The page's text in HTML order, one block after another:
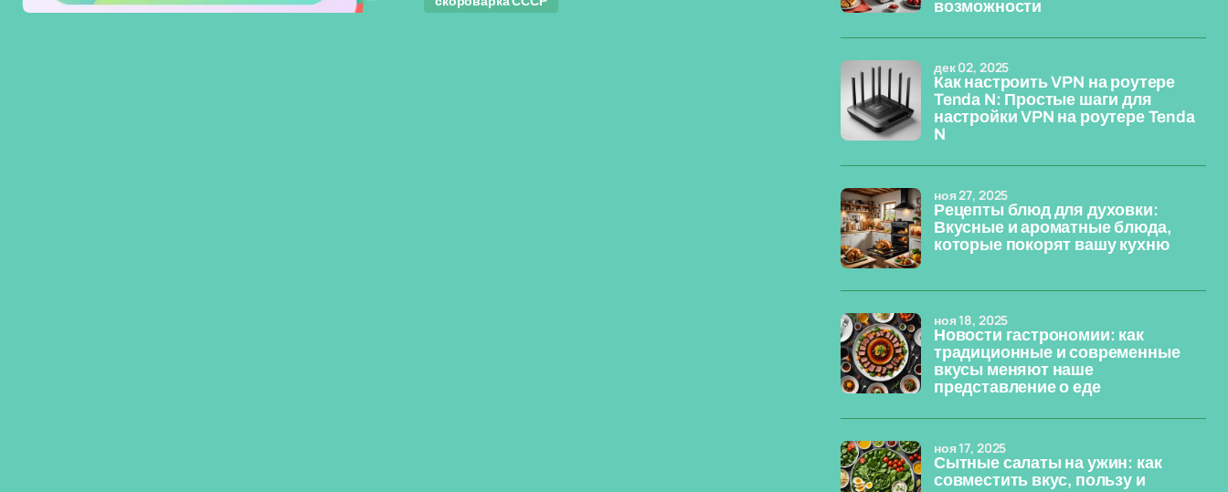
возможности
Как настроить VPN на роутере
Tenda N: Простые шаги для
настройки VPN на роутере Tenda
N
дек 02, 2025
Рецепты блюд для духовки:
Вкусные и ароматные блюда,
которые покорят вашу кухню
ноя 27, 2025
Новости гастрономии: как
традиционные и современные
вкусы меняют наше
представление о еде
ноя 18, 2025
Сытные салаты на ужин: как
совместить вкус, пользу и
ноя 17, 2025